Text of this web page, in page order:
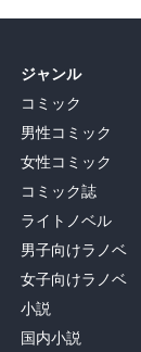
ジャンル
コミック
男性コミック
女性コミック
コミック誌
ライトノベル
男子向けラノベ
女子向けラノベ
小説
国内小説